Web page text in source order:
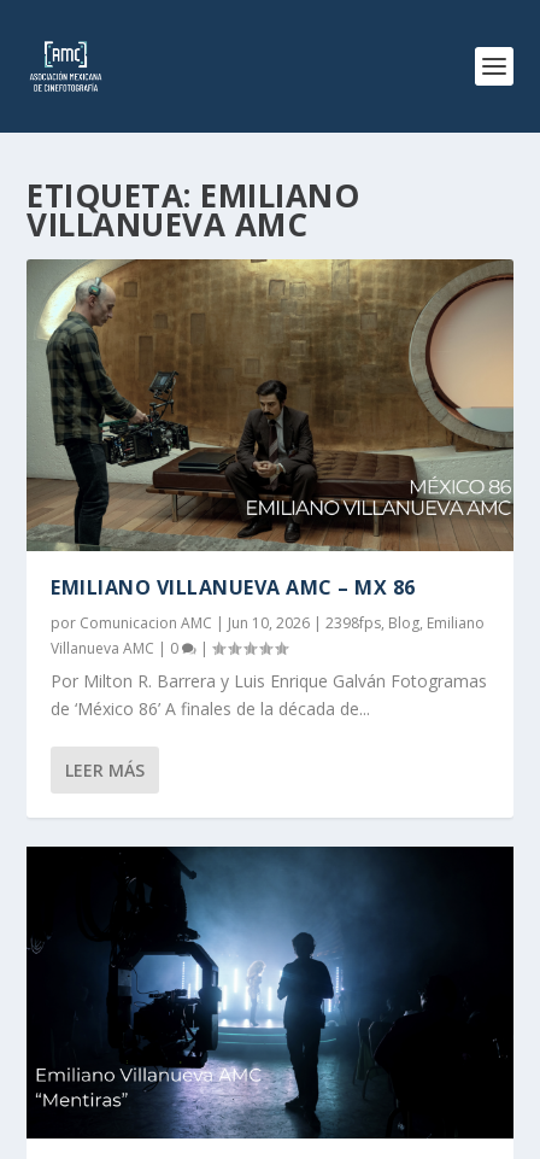
ETIQUETA: EMILIANO
VILLANUEVA AMC
EMILIANO VILLANUEVA AMC – MX 86
por Comunicacion AMC | Jun 10, 2026 |2398fps, Blog, Emiliano
Villanueva AMC | 0 |
Por Milton R. Barrera y Luis Enrique Galván Fotogramas
de ‘México 86’ A finales de la década de...
LEER MÁS